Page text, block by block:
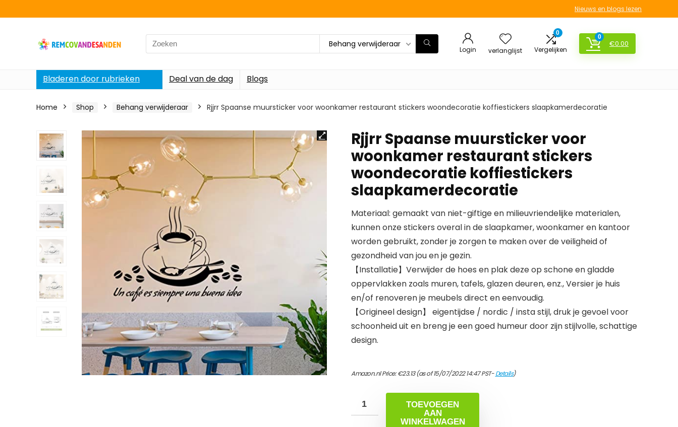
Nieuws en blogs lezen
Search
for:
Behang verwijderaar
Login verlanglijst
0
Vergelijken
0
€0.00
Bladeren door rubrieken Deal van de dag Blogs
Home Shop Behang verwijderaar Rjjrr Spaanse muursticker voor woonkamer restaurant stickers woondecoratie koffiestickers slaapkamerdecoratie
Rjjrr Spaanse muursticker voor
woonkamer restaurant stickers
woondecoratie koffiestickers
slaapkamerdecoratie
Materiaal: gemaakt van niet-giftige en milieuvriendelijke materialen,
kunnen onze stickers overal in de slaapkamer, woonkamer en kantoor
worden gebruikt, zonder je zorgen te maken over de veiligheid of
gezondheid van jou en je gezin.
【Installatie】Verwijder de hoes en plak deze op schone en gladde
oppervlakken zoals muren, tafels, glazen deuren, enz., Versier je huis
en/of renoveren je meubels direct en eenvoudig.
【Origineel design】 eigentijdse / nordic / insta stijl, druk je gevoel voor
schoonheid uit en breng je een goed humeur door zijn stijlvolle, schattige
design.
Amazon.nl Price:€23.13(as of 15/07/2022 14:47 PST-Details)
TOEVOEGEN
AAN
WINKELWAGEN